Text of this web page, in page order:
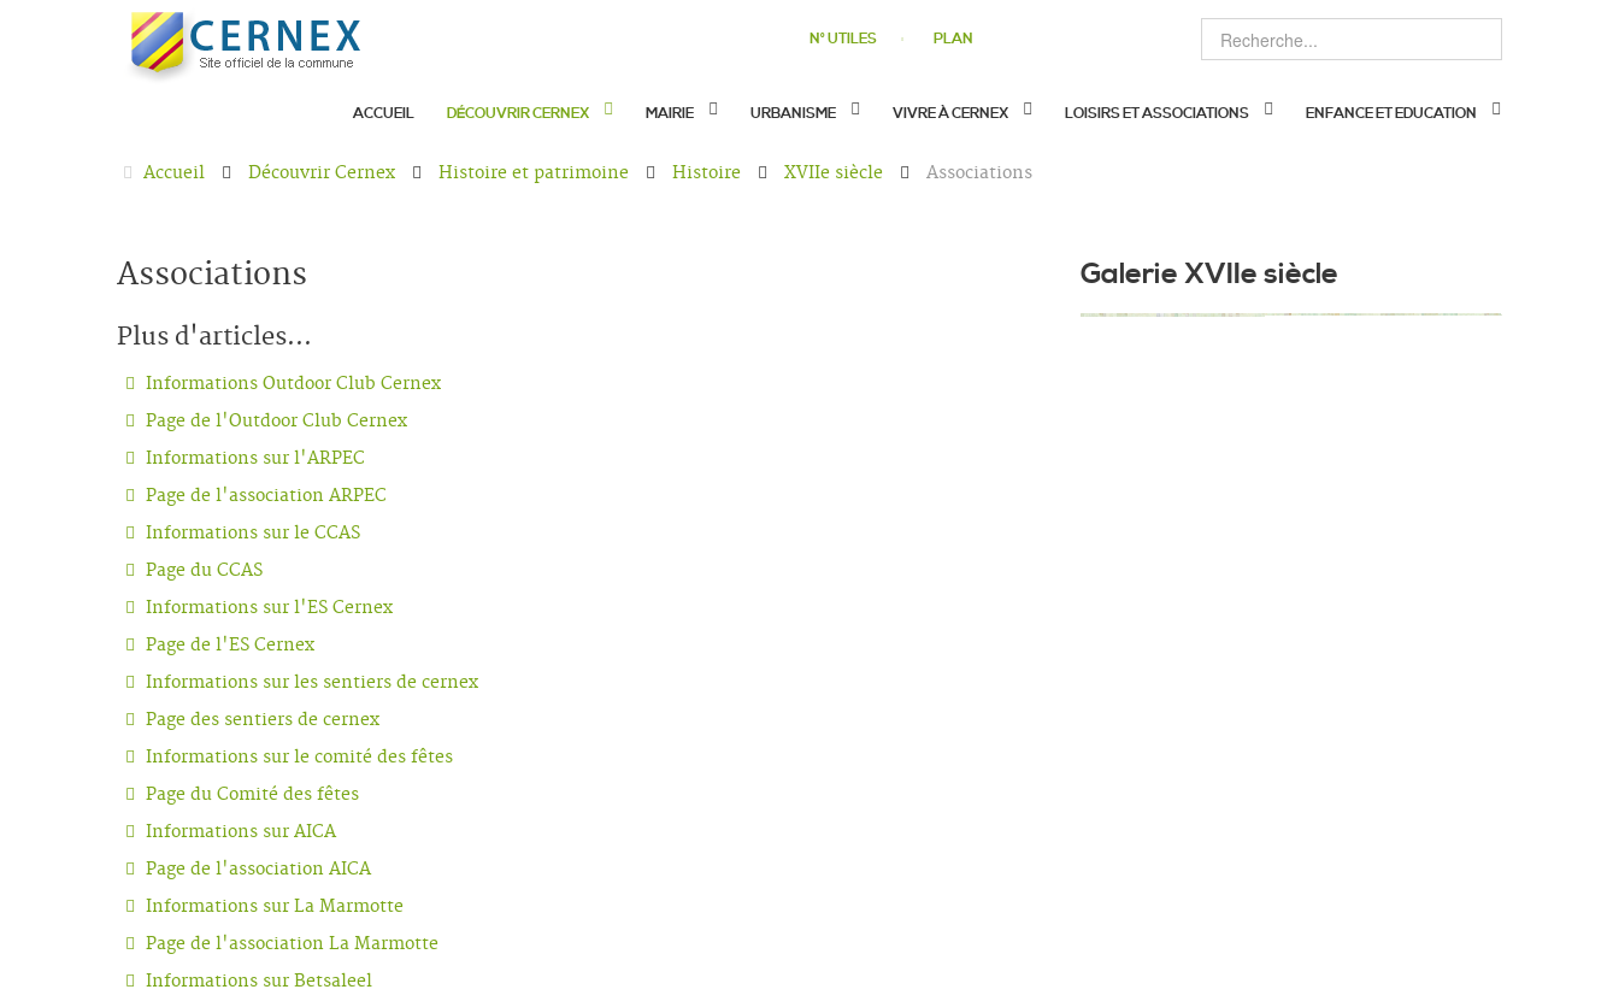
N° UTILES PLAN
ACCUEIL DÉCOUVRIR CERNEX MAIRIE URBANISME VIVRE À CERNEX LOISIRS ET ASSOCIATIONS ENFANCE ET EDUCATION
Accueil Découvrir Cernex Histoire et patrimoine Histoire XVIIe siècle Associations
Associations
Plus d'articles...
Informations Outdoor Club Cernex
Page de l'Outdoor Club Cernex
Informations sur l'ARPEC
Page de l'association ARPEC
Informations sur le CCAS
Page du CCAS
Informations sur l'ES Cernex
Page de l'ES Cernex
Informations sur les sentiers de cernex
Page des sentiers de cernex
Informations sur le comité des fêtes
Page du Comité des fêtes
Informations sur AICA
Page de l'association AICA
Informations sur La Marmotte
Page de l'association La Marmotte
Informations sur Betsaleel
Galerie XVIIe siècle